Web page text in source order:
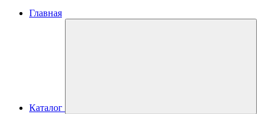
Главная
Каталог